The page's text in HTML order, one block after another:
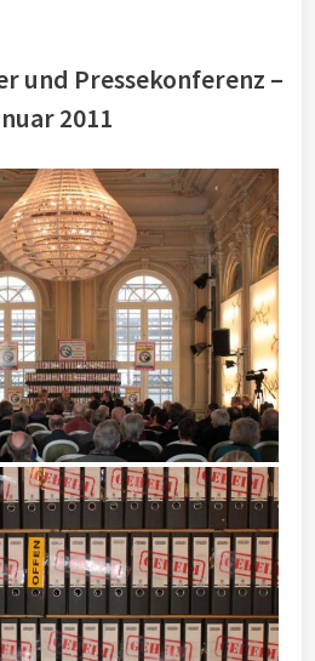
und Pressekonferenz –
2011